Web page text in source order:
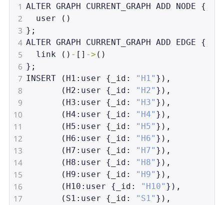
1 ALTER GRAPH CURRENT_GRAPH ADD NODE {
2 user ()
3 };
4 ALTER GRAPH CURRENT_GRAPH ADD EDGE {
5 link () - [] -> ()
6 };
7 INSERT ( H1 : user { _id : "H1" }),
8
       (
H2 : user { _id : "H2" }),
9
       (
H3 : user { _id : "H3" }),
10
       (
H4 : user { _id : "H4" }),
11
       (
H5 : user { _id : "H5" }),
12
       (
H6 : user { _id : "H6" }),
13
       (
H7 : user { _id : "H7" }),
14
       (
H8 : user { _id : "H8" }),
15
       (
H9 : user { _id : "H9" }),
16
       (
H10 : user { _id : "H10" }),
17
       (
S1 : user { _id : "S1" }),